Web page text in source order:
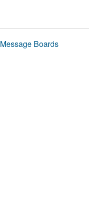
Message Boards